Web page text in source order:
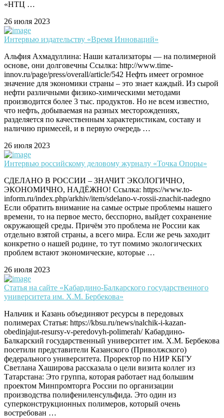
«НТЦ …
26 июля 2023
Интервью издательству «Время Инноваций»
Альфия Ахмадуллина: Наши катализаторы — на полимерной
основе, они долговечны Ссылка: http://www.time-
innov.ru/page/press/overall/article/542 Нефть имеет огромное
значение для экономики страны – это знает каждый. Из сырой
нефти различными физико-химическими методами
производится более 3 тыс. продуктов. Но не всем известно,
что нефть, добываемая на разных месторождениях,
разделяется по качественным характеристикам, составу и
наличию примесей, и в первую очередь …
26 июля 2023
Интервью российскому деловому журналу «Точка Опоры»
СДЕЛАНО В РОССИИ – ЗНАЧИТ ЭКОЛОГИЧНО,
ЭКОНОМИЧНО, НАДЁЖНО! Ссылка: https://www.to-
inform.ru/index.php/arkhiv/item/sdelano-v-rossii-znachit-nadegno
Если обратить внимание на самые острые проблемы нашего
времени, то на первое место, бесспорно, выйдет сохранение
окружающей среды. Причём это проблема не России как
отдельно взятой страны, а всего мира. Если же речь заходит
конкретно о нашей родине, то тут помимо экологических
проблем встают экономические, которые …
26 июля 2023
Статья на сайте «Кабардино-Балкарского государственного
университета им. Х.М. Бербекова»
Нальчик и Казань объединяют ресурсы в передовых
полимерах Статья: https://kbsu.ru/news/nalchik-i-kazan-
obedinjajut-resursy-v-peredovyh-polimerah/ Кабардино-
Балкарский государственный университет им. Х.М. Бербекова
посетили представители Казанского (Приволжского)
федерального университета. Проректор по НИР КБГУ
Светлана Хаширова рассказала о цели визита коллег из
Татарстана: Это группа, которая работает над большим
проектом Минпромторга России по организации
производства полифениленсульфида. Это один из
суперконструкционных полимеров, который очень
востребован …